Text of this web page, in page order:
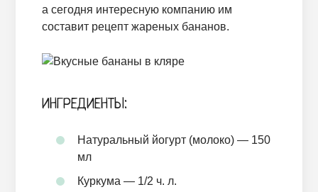
а сегодня интересную компанию им
составит рецепт жареных бананов.
ИНГРЕДИЕНТЫ:
Натуральный йогурт (молоко) — 150
мл
Куркума — 1/2 ч. л.